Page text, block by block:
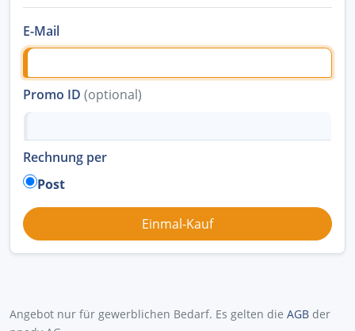
E-Mail
Promo ID (optional)
Rechnung per
Post
Angebot nur für gewerblichen Bedarf. Es gelten die AGB der